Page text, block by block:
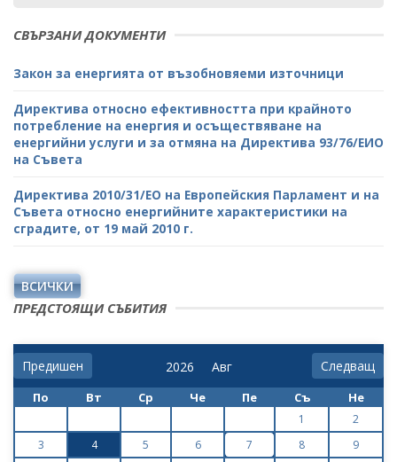
СВЪРЗАНИ ДОКУМЕНТИ
Закон за енергията от възобновяеми източници
Директива относно ефективността при крайното
потребление на енергия и осъществяване на
енергийни услуги и за отмяна на Директива 93/76/ЕИО
на Съвета
Директива 2010/31/ЕО на Европейския Парламент и на
Съвета относно енергийните характеристики на
сградите, от 19 май 2010 г.
ВСИЧКИ
ПРЕДСТОЯЩИ СЪБИТИЯ
Предишен Следващ
По Вт Ср Че Пе Съ Не
1
2
3
4 5 6 7 8
9